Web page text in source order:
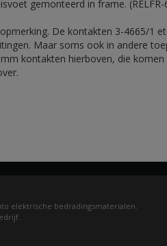
gemonteerd in frame. (RELFR-
De kontakten 3-4665/1
Maar soms ook in andere
kontakten hierboven, die
elektrische bedradingsmaterialen.